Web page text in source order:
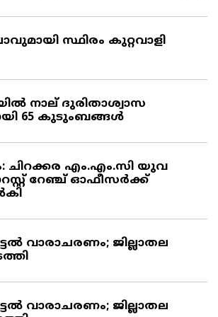
സ്ഥിരം കുറ്റവാളി
നാല് ദുരിതാശ്വാസ
65 കുടുംബങ്ങള്‍
ചിറക്കര എം.എം.സി യുവ
റേഞ്ച് ഓഫീസര്‍ക്ക്
വാരാചരണം; ജില്ലാതല
വാരാചരണം; ജില്ലാതല